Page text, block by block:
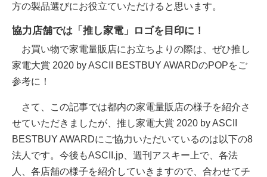
方の製品選びにお役立ていただけると思います。
協力店舗では「推し家電」ロゴを目印に！
お買い物で家電量販店にお立ちよりの際は、ぜひ推し
家電大賞 2020 by ASCII BESTBUY AWARDのPOPをご
参考に！
さて、この記事では都内の家電量販店の様子を紹介さ
せていただきましたが、推し家電大賞 2020 by ASCII
BESTBUY AWARDにご協力いただいているのは以下の8
法人です。今後もASCII.jp、週刊アスキー上で、各法
人、各店舗の様子を紹介していきますので、合わせてチ